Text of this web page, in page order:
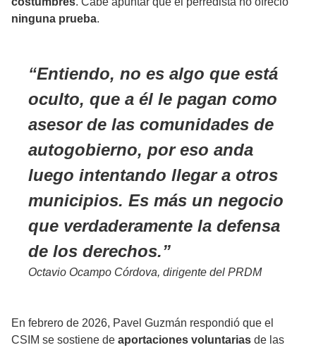
ninguna prueba.
Entiendo, no es algo que está
oculto, que a él le pagan como
asesor de las comunidades de
autogobierno, por eso anda
luego intentando llegar a otros
municipios. Es más un negocio
que verdaderamente la defensa
de los derechos.
Octavio Ocampo Córdova, dirigente del PRDM
En febrero de 2026, Pavel Guzmán respondió que el
CSIM se sostiene de aportaciones voluntarias de las